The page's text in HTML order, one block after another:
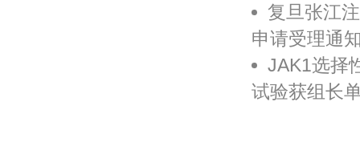
复旦张江
申请受理通
JAK1选择
试验获组长